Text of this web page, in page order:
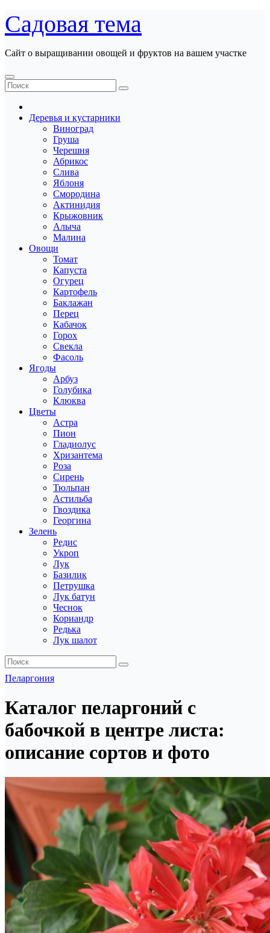
Перейти
к
содержанию
Садовая тема
Сайт о выращивании овощей и фруктов на вашем участке
Деревья и кустарники
Виноград
Груша
Черешня
Абрикос
Слива
Яблоня
Смородина
Актинидия
Крыжовник
Алыча
Малина
Овощи
Томат
Капуста
Огурец
Картофель
Баклажан
Перец
Кабачок
Горох
Свекла
Фасоль
Ягоды
Арбуз
Голубика
Клюква
Цветы
Астра
Пион
Гладиолус
Хризантема
Роза
Сирень
Тюльпан
Астильба
Гвоздика
Георгина
Зелень
Редис
Укроп
Лук
Базилик
Петрушка
Лук батун
Чеснок
Кориандр
Редька
Лук шалот
Пеларгония
Каталог пеларгоний с
бабочкой в центре листа:
описание сортов и фото